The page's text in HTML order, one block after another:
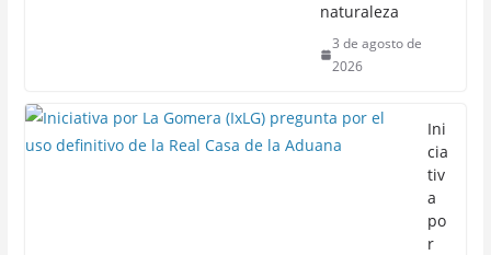
naturaleza
3 de agosto de
2026
Ini
cia
tiv
a
po
r